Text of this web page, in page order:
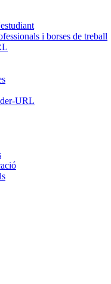
i borses de treball
URL